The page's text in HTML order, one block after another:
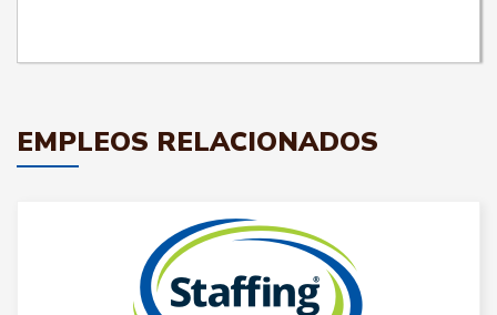
EMPLEOS RELACIONADOS